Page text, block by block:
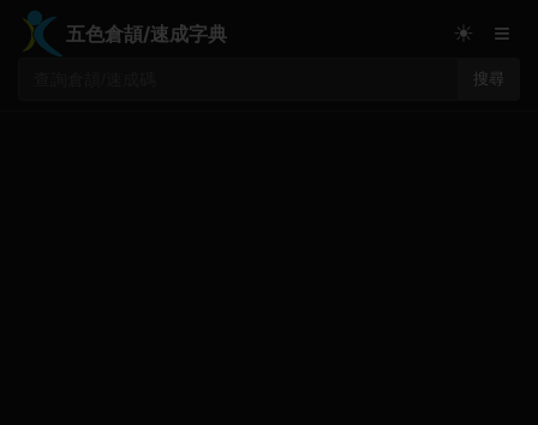
五色倉頡/速成字典
搜尋
☀ ≡